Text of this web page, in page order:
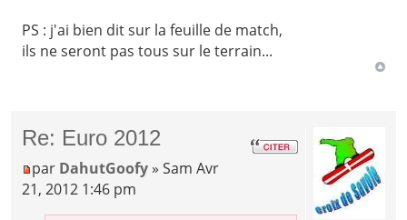
PS : j'ai bien dit sur la feuille de match,
ils ne seront pas tous sur le terrain...
Re: Euro 2012
par DahutGoofy » Sam Avr
21, 2012 1:46 pm